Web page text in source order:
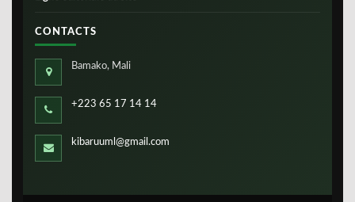
CONTACTS
Bamako, Mali
+223 65 17 14 14
kibaruuml@gmail.com